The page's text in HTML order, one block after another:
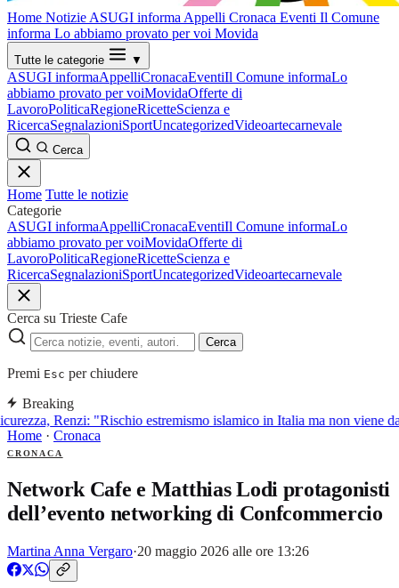
Home Notizie ASUGI informa Appelli Cronaca Eventi Il Comune
informa Lo abbiamo provato per voi Movida
Tutte le categorie ▼
ASUGI informaAppelliCronacaEventiIl Comune informaLo
abbiamo provato per voiMovidaOfferte di
LavoroPoliticaRegioneRicetteScienza e
RicercaSegnalazioniSportUncategorizedVideoartecarnevale
Cerca
Home Tutte le notizie
Categorie
ASUGI informaAppelliCronacaEventiIl Comune informaLo
abbiamo provato per voiMovidaOfferte di
LavoroPoliticaRegioneRicetteScienza e
RicercaSegnalazioniSportUncategorizedVideoartecarnevale
Cerca su Trieste Cafe
Cerca
Premi Esc per chiudere
Breaking
Renzi: "Rischio estremismo islamico in Italia ma non viene
Home · Cronaca
CRONACA
Network Cafe e Matthias Lodi protagonisti
dell’evento networking di Confcommercio
Martina Anna Vergaro·20 maggio 2026 alle ore 13:26